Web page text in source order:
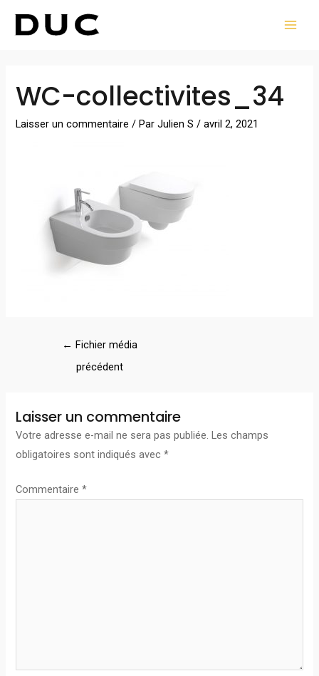
WC-collectivites_34
Laisser un commentaire / ParJulien S/avril 2, 2021
des
← Fichier média
précédent
Laisser un commentaire
Votre adresse e-mail ne sera pas publiée. Les champs
obligatoires sont indiqués avec*
Commentaire*